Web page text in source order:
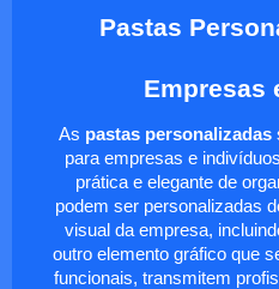
Pastas
Empresas
As pastas personalizadas
para empresas e
prática e elegante de
podem ser personalizadas
visual da empresa,
outro elemento gráfico que
funcionais, transmitem